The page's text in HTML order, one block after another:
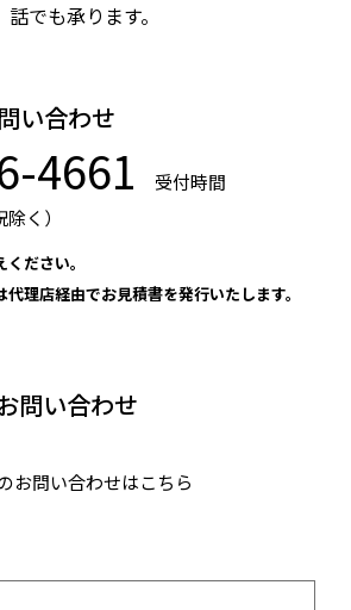
話でも承ります。
い合わせ
4661
受付時間
く）
ださい。
理店経由でお見積書を発行いたします。
問い合わせ
お問い合わせはこちら